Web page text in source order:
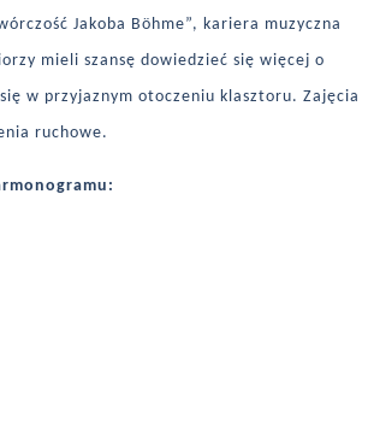
Jakoba Böhme”, kariera muzyczna
mieli szansę dowiedzieć się więcej o
w przyjaznym otoczeniu klasztoru. Zajęcia
ruchowe.